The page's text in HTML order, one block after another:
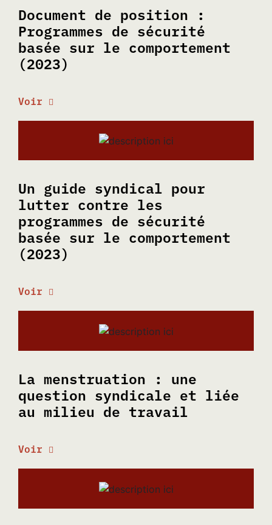
Document de position :
Programmes de sécurité
basée sur le comportement
(2023)
Voir
Un guide syndical pour
lutter contre les
programmes de sécurité
basée sur le comportement
(2023)
Voir
La menstruation : une
question syndicale et liée
au milieu de travail
Voir